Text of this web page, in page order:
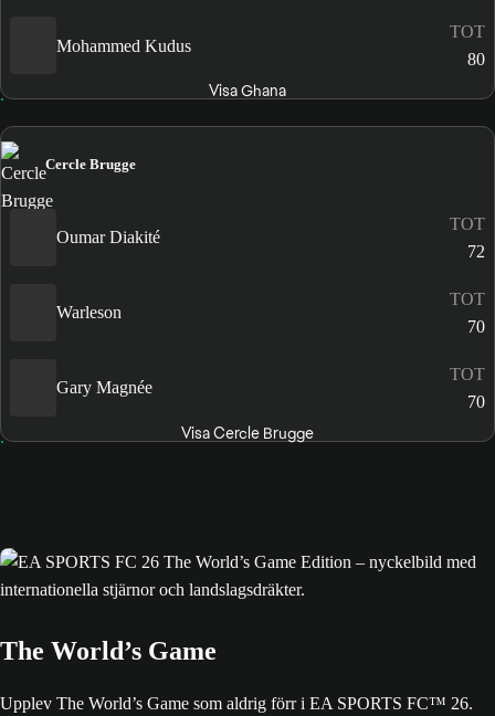
Mohammed Kudus
TOT
80
Visa Ghana
Cercle Brugge
Oumar Diakité
TOT
72
Warleson
TOT
70
Gary Magnée
TOT
70
Visa Cercle Brugge
The World’s Game
Upplev The World’s Game som aldrig förr i EA SPORTS FC™ 26.